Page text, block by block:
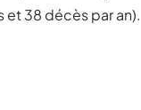
et 38 décès par an).